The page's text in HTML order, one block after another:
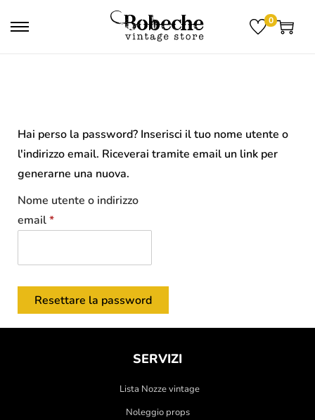
0
Hai perso la password? Inserisci il tuo nome utente o
l'indirizzo email. Riceverai tramite email un link per
generarne una nuova.
Nome utente o indirizzo
email*
Resettare la password
SERVIZI
Lista Nozze vintage
Noleggio props